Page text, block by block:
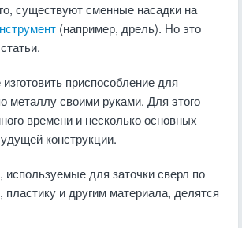
существуют сменные насадки на
(например, дрель). Но это
приспособление для
металлу своими руками. Для этого
времени и несколько основных
конструкции.
используемые для заточки сверл по
пластику и другим материала, делятся